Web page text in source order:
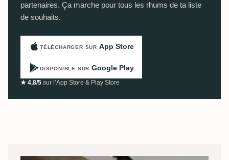
partenaires. Ça marche pour tous les rhums de ta liste
de souhaits.
TÉLÉCHARGER SUR App Store
DISPONIBLE SUR Google Play
★ 4,8/5 sur l’App Store & Play Store